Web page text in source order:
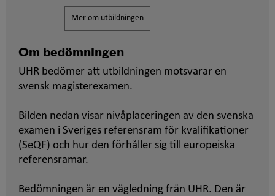
Mer om utbildningen
Om bedömningen
UHR bedömer att utbildningen motsvarar en
svensk magisterexamen.
Bilden nedan visar nivåplaceringen av den svenska
examen i Sveriges referensram för kvalifikationer
(SeQF) och hur den förhåller sig till europeiska
referensramar.
Bedömningen är en vägledning från UHR. Den är